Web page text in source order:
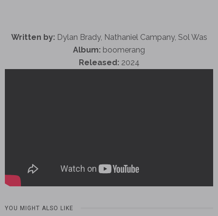
Written by: Dylan Brady, Nathaniel Campany, Sol Was
Album: boomerang
Released: 2024
YOU MIGHT ALSO LIKE